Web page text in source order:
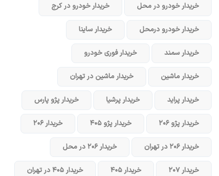
خریدار خودرو در محل خریدار خودرو در کرج
خریدار خودرو در‌محل خریدار ساینا
خریدار سمند خریدار فوری خودرو
خریدار ماشین خریدار ماشین در تهران
خریدار پراید خریدار پرشیا خریدار پژو پارس
خریدار پژو ۲۰۶ خریدار پژو ۴۰۵ خریدار ۲۰۶
خریدار ۲۰۶ در تهران خریدار ۲۰۶ در محل
خریدار ۲۰۷ خریدار ۴۰۵ خریدار ۴۰۵ در تهران